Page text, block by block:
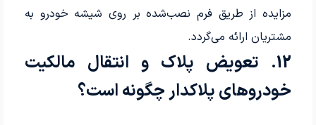
مزایده از طریق فرم نصب‌شده بر روی شیشه خودرو به
مشتریان ارائه می‌گردد.
12. تعویض پلاک و انتقال مالکیت
خودروهای پلاکدار چگونه است؟